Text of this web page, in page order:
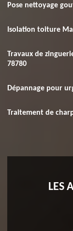
Pose nettoyage
Isolation toiture
Travaux de
78780
Dépannage pour
Traitement de
LES